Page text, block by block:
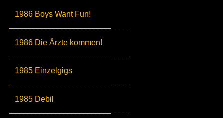
1986 Boys Want Fun!
1986 Die Ärzte kommen!
1985 Einzelgigs
1985 Debil